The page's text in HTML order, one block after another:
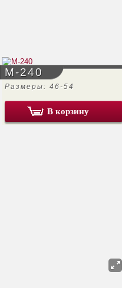
М-240
Размеры: 46-54
В корзину